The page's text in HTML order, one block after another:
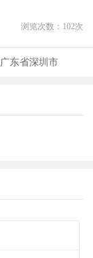
浏览次数： 102次
广东省深圳市